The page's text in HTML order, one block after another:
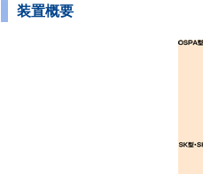
装置概要